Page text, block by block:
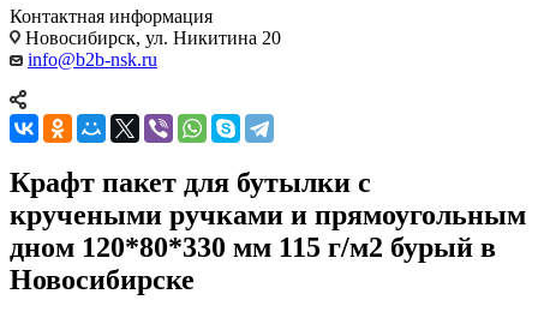
Контактная информация
Новосибирск, ул. Никитина 20
info@b2b-nsk.ru
Крафт пакет для бутылки с
кручеными ручками и прямоугольным
дном 120*80*330 мм 115 г/м2 бурый в
Новосибирске